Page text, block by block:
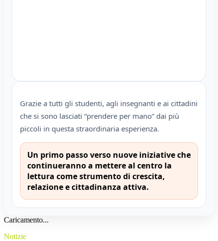
Grazie a tutti gli studenti, agli insegnanti e ai cittadini
che si sono lasciati “prendere per mano” dai più
piccoli in questa straordinaria esperienza.
Un primo passo verso nuove iniziative che
continueranno a mettere al centro la
lettura come strumento di crescita,
relazione e cittadinanza attiva.
Caricamento...
Notizie